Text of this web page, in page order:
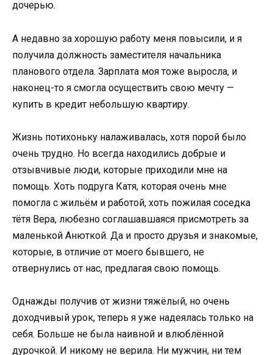
дочерью.
А недавно за хорошую работу меня повысили, и я
получила должность заместителя начальника
планового отдела. Зарплата моя тоже выросла, и
наконец-то я смогла осуществить свою мечту —
купить в кредит небольшую квартиру.
Жизнь потихоньку налаживалась, хотя порой было
очень трудно. Но всегда находились добрые и
отзывчивые люди, которые приходили мне на
помощь. Хоть подруга Катя, которая очень мне
помогла с жильём и работой, хоть пожилая соседка
тётя Вера, любезно соглашавшаяся присмотреть за
маленькой Анюткой. Да и просто друзья и знакомые,
которые, в отличие от моего бывшего, не
отвернулись от нас, предлагая свою помощь.
Однажды получив от жизни тяжёлый, но очень
доходчивый урок, теперь я уже надеялась только на
себя. Больше не была наивной и влюблённой
дурочкой. И никому не верила. Ни мужчин, ни тем